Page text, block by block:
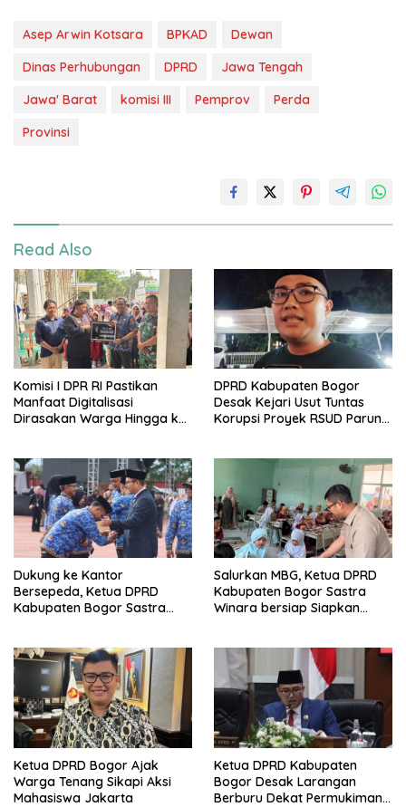
Asep Arwin Kotsara BPKAD
Dewan
Dinas Perhubungan
DPRD
Jawa Tengah
Jawa' Barat
komisi III Pemprov
Perda
Provinsi
Read Also
Komisi I DPR RI Pastikan
Manfaat Digitalisasi
Dirasakan Warga Hingga ke
DPRD Kabupaten Bogor
Desak Kejari Usut Tuntas
Korupsi Proyek RSUD Parung,
Dukung ke Kantor
Bersepeda, Ketua DPRD
Kabupaten Bogor Sastra
Salurkan MBG, Ketua DPRD
Kabupaten Bogor Sastra
Winara bersiap Siapkan
Ketua DPRD Bogor Ajak
Warga Tenang Sikapi Aksi
Mahasiswa Jakarta
Ketua DPRD Kabupaten
Bogor Desak Larangan
Berburu Dekat Permukiman